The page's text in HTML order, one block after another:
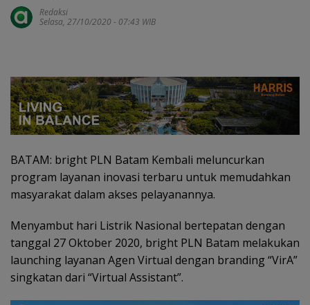
Redaksi
Selasa, 27/10/2020 - 07:43 WIB
BATAM: bright PLN Batam Kembali meluncurkan
program layanan inovasi terbaru untuk memudahkan
masyarakat dalam akses pelayanannya.
Menyambut hari Listrik Nasional bertepatan dengan
tanggal 27 Oktober 2020, bright PLN Batam melakukan
launching layanan Agen Virtual dengan branding “VirA”
singkatan dari “Virtual Assistant”.